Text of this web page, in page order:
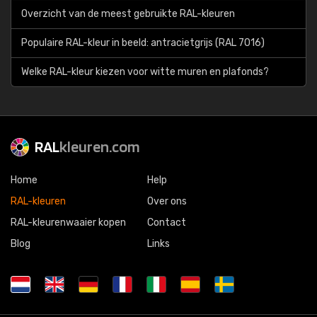
Overzicht van de meest gebruikte RAL-kleuren
Populaire RAL-kleur in beeld: antracietgrijs (RAL 7016)
Welke RAL-kleur kiezen voor witte muren en plafonds?
RALkleuren.com
Home
RAL-kleuren
RAL-kleurenwaaier kopen
Blog
Help
Over ons
Contact
Links